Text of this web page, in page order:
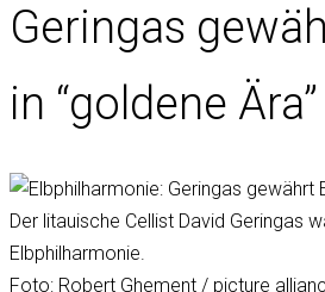
Geringas
in “goldene Ära”
Der litauische Cellist David Geringas
Elbphilharmonie.
Foto: Robert Ghement / picture